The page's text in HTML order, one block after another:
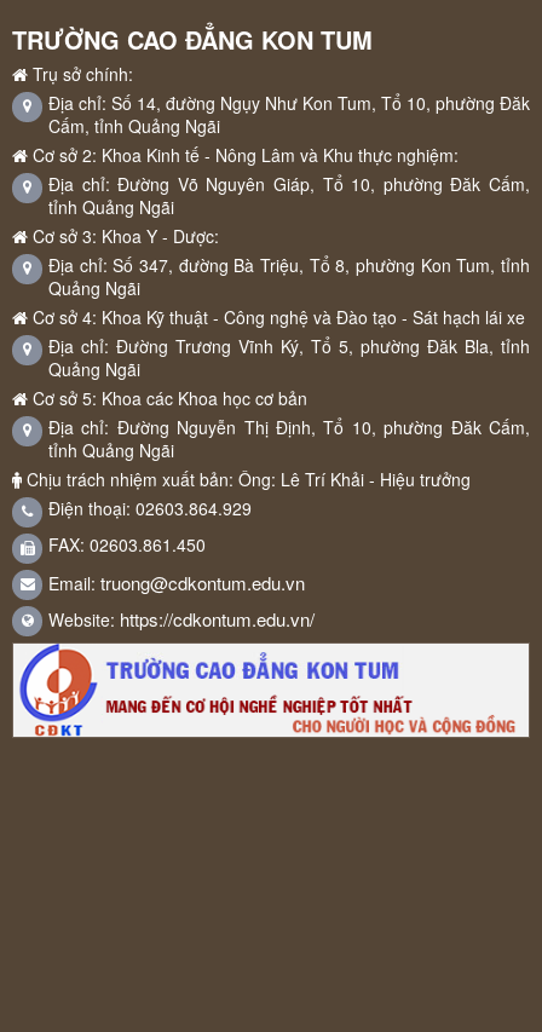
TRƯỜNG CAO ĐẲNG KON TUM
Trụ sở chính:
Địa chỉ: Số 14, đường Ngụy Như Kon Tum, Tổ 10, phường Đăk
Cấm, tỉnh Quảng Ngãi
Cơ sở 2: Khoa Kinh tế - Nông Lâm và Khu thực nghiệm:
Địa chỉ: Đường Võ Nguyên Giáp, Tổ 10, phường Đăk Cấm,
tỉnh Quảng Ngãi
Cơ sở 3: Khoa Y - Dược:
Địa chỉ: Số 347, đường Bà Triệu, Tổ 8, phường Kon Tum, tỉnh
Quảng Ngãi
Cơ sở 4: Khoa Kỹ thuật - Công nghệ và Đào tạo - Sát hạch lái xe
Địa chỉ: Đường Trương Vĩnh Ký, Tổ 5, phường Đăk Bla, tỉnh
Quảng Ngãi
Cơ sở 5: Khoa các Khoa học cơ bản
Địa chỉ: Đường Nguyễn Thị Định, Tổ 10, phường Đăk Cấm,
tỉnh Quảng Ngãi
Chịu trách nhiệm xuất bản: Ông: Lê Trí Khải - Hiệu trưởng
Điện thoại: 02603.864.929
FAX: 02603.861.450
Email: truong@cdkontum.edu.vn
Website: https://cdkontum.edu.vn/